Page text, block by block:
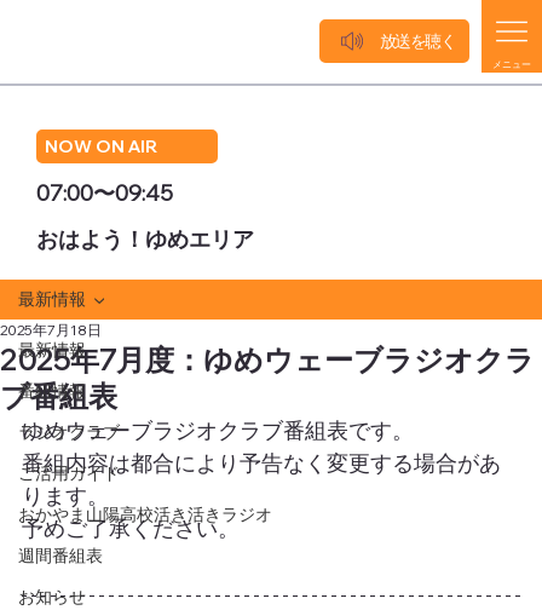
NOW ON AIR
07:00〜09:45
おはよう！ゆめエリア
メニュー
放送を聴く
最新情報
番組情報
ラジオクラブ
ご活用ガイド
おかやま山陽高校活き活きラジオ
週間番組表
お知らせ
最新情報
2025年7月度：ゆめウェーブラジオクラ
ブ番組表
2025年7月18日
ゆめウェーブラジオクラブ番組表です。
番組内容は都合により予告なく変更する場合があ
ります。
予めご了承ください。